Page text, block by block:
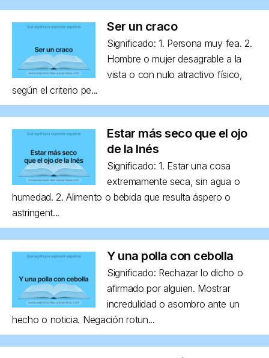
Ser un craco
Significado: 1. Persona muy fea. 2.
Hombre o mujer desagrable a la
vista o con nulo atractivo físico,
según el criterio pe...
Estar más seco que el ojo
de la Inés
Significado: 1. Estar una cosa
extremamente seca, sin agua o
humedad. 2. Alimento o bebida que resulta áspero o
astringent...
Y una polla con cebolla
Significado: Rechazar lo dicho o
afirmado por alguien. Mostrar
incredulidad o asombro ante un
hecho o noticia. Negación rotun...